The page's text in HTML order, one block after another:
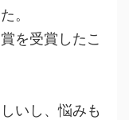
。
を受賞したこ
いし、悩みも